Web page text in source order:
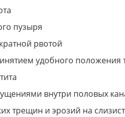
пузыря
рвотой
удобного положения
внутри половых
трещин и эрозий на